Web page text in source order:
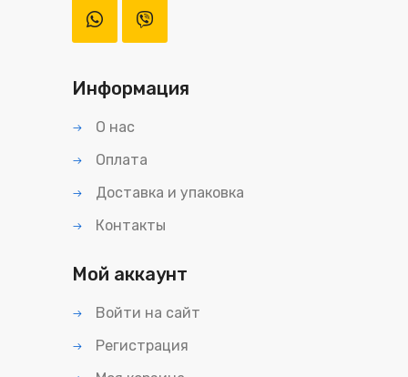
Информация
О нас
Оплата
Доставка и упаковка
Контакты
Мой аккаунт
Войти на сайт
Регистрация